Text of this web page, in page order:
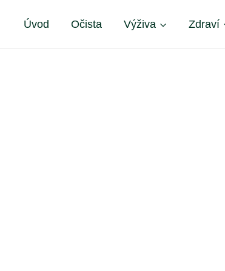
Úvod Očista Výživa Zdraví